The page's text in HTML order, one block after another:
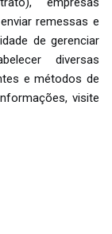
remessas e
de gerenciar
diversas
e métodos de
visite